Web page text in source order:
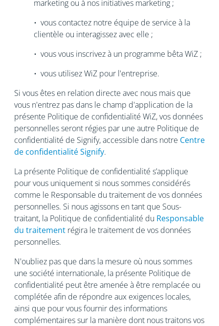
marketing ou à nos initiatives marketing ;
• vous contactez notre équipe de service à la
clientèle ou interagissez avec elle ;
• vous vous inscrivez à un programme bêta WiZ ;
• vous utilisez WiZ pour l'entreprise.
Si vous êtes en relation directe avec nous mais que
vous n'entrez pas dans le champ d'application de la
présente Politique de confidentialité WiZ, vos données
personnelles seront régies par une autre Politique de
confidentialité de Signify, accessible dans notre Centre
de confidentialité Signify.
La présente Politique de confidentialité s’applique
pour vous uniquement si nous sommes considérés
comme le Responsable du traitement de vos données
personnelles. Si nous agissons en tant que Sous-
traitant, la Politique de confidentialité du Responsable
du traitementrégira le traitement de vos données
personnelles.
N'oubliez pas que dans la mesure où nous sommes
une société internationale, la présente Politique de
confidentialité peut être amenée à être remplacée ou
complétée afin de répondre aux exigences locales,
ainsi que pour vous fournir des informations
complémentaires sur la manière dont nous traitons vos